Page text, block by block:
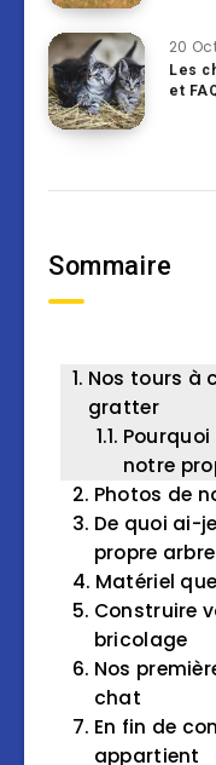
20
Les
et
Sommaire
Nos tours à
gratter
notre
Photos de
De quoi ai-
propre
Matériel
Construire
bricolage
Nos
chat
En fin de
appartient